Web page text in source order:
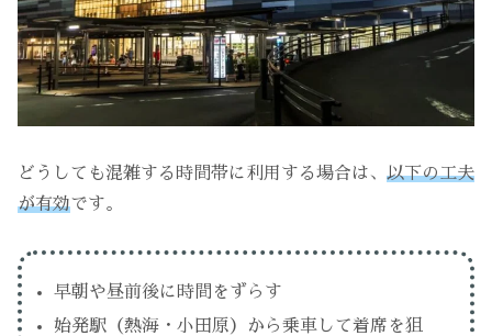
どうしても混雑する時間帯に利用する場合は、 以下の工夫
が有効です。
早朝や昼前後に時間をずらす
始発駅（熱海・小田原）から乗車して着席を狙